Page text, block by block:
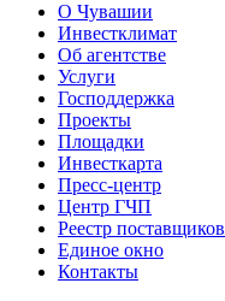
О Чувашии
Инвестклимат
Об агентстве
Услуги
Господдержка
Проекты
Площадки
Инвесткарта
Пресс-центр
Центр ГЧП
Реестр поставщиков
Единое окно
Контакты